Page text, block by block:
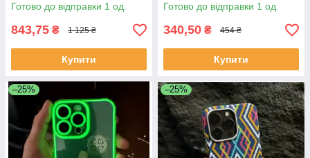
Готово до відправки 1 од.
843,75 ₴ 1 125 ₴
Купити
Готово до відправки 1 од.
340,50 ₴ 454 ₴
Купити
–25% –25%